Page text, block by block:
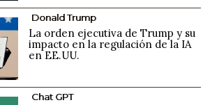
Donald Trump
La orden ejecutiva de Trump y su
impacto en la regulación de la IA
en EE.UU.
Chat GPT